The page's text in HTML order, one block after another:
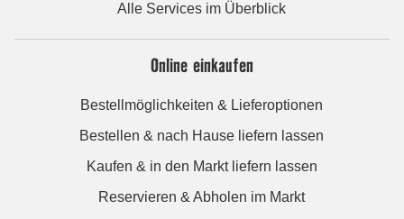
Alle Services im Überblick
Online einkaufen
Bestellmöglichkeiten & Lieferoptionen
Bestellen & nach Hause liefern lassen
Kaufen & in den Markt liefern lassen
Reservieren & Abholen im Markt